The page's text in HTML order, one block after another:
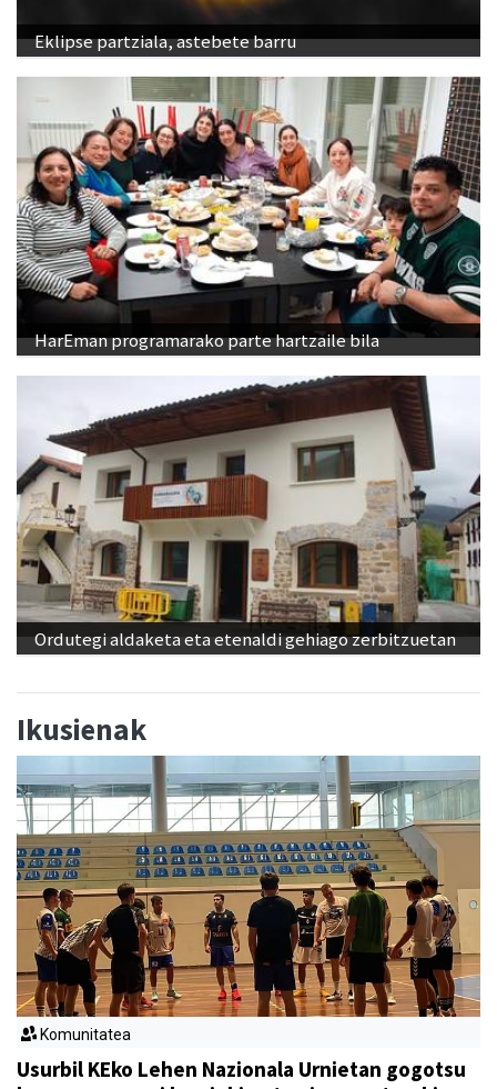
Eklipse partziala, astebete barru
HarEman programarako parte hartzaile bila
Ordutegi aldaketa eta etenaldi gehiago zerbitzuetan
Ikusienak
Komunitatea
Usurbil KEko Lehen Nazionala Urnietan gogotsu